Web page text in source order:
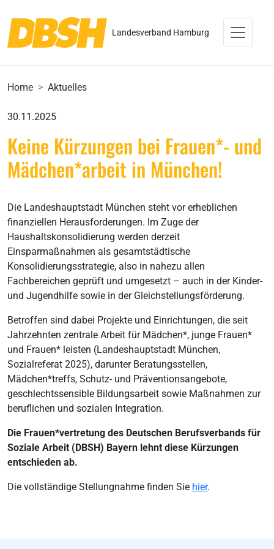
Landesverband Hamburg
Home Aktuelles
30.11.2025
Keine Kürzungen bei Frauen*- und
Mädchen*arbeit in München!
Die Landeshauptstadt München steht vor erheblichen
finanziellen Herausforderungen. Im Zuge der
Haushaltskonsolidierung werden derzeit
Einsparmaßnahmen als gesamtstädtische
Konsolidierungsstrategie, also in nahezu allen
Fachbereichen geprüft und umgesetzt – auch in der Kinder-
und Jugendhilfe sowie in der Gleichstellungsförderung.
Betroffen sind dabei Projekte und Einrichtungen, die seit
Jahrzehnten zentrale Arbeit für Mädchen*, junge Frauen*
und Frauen* leisten (Landeshauptstadt München,
Sozialreferat 2025), darunter Beratungsstellen,
Mädchen*treffs, Schutz- und Präventionsangebote,
geschlechtssensible Bildungsarbeit sowie Maßnahmen zur
beruflichen und sozialen Integration.
Die Frauen*vertretung des Deutschen Berufsverbands für
Soziale Arbeit (DBSH) Bayern lehnt diese Kürzungen
entschieden ab.
Die vollständige Stellungnahme finden Sie hier.